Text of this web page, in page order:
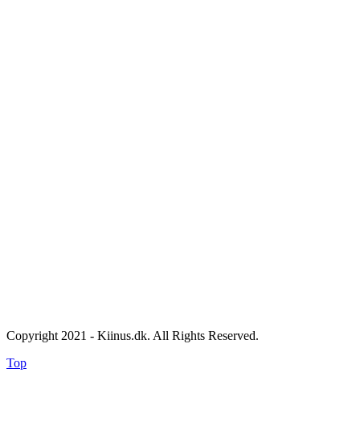
Copyright 2021 - Kiinus.dk. All Rights Reserved.
Top